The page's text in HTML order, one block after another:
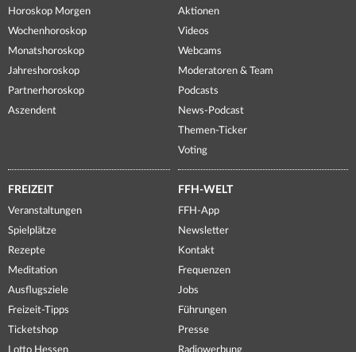
Horoskop Morgen
Wochenhoroskop
Monatshoroskop
Jahreshoroskop
Partnerhoroskop
Aszendent
Aktionen
Videos
Webcams
Moderatoren & Team
Podcasts
News-Podcast
Themen-Ticker
Voting
FREIZEIT
Veranstaltungen
Spielplätze
Rezepte
Meditation
Ausflugsziele
Freizeit-Tipps
Ticketshop
Lotto Hessen
FFH-WELT
FFH-App
Newsletter
Kontakt
Frequenzen
Jobs
Führungen
Presse
Radiowerbung